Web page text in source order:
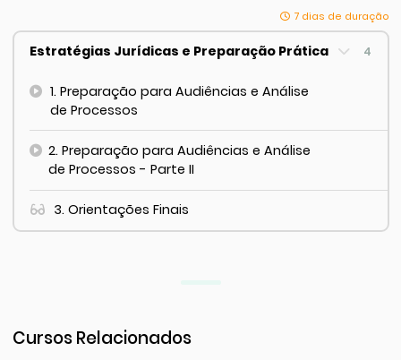
7 dias de duração
Estratégias Jurídicas e Preparação Prática 4
1. Preparação para Audiências e Análise
de Processos
2. Preparação para Audiências e Análise
de Processos - Parte II
3. Orientações Finais
Cursos Relacionados